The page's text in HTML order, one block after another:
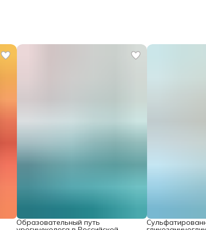
Образовательный путь